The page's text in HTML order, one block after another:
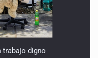
trabajo digno